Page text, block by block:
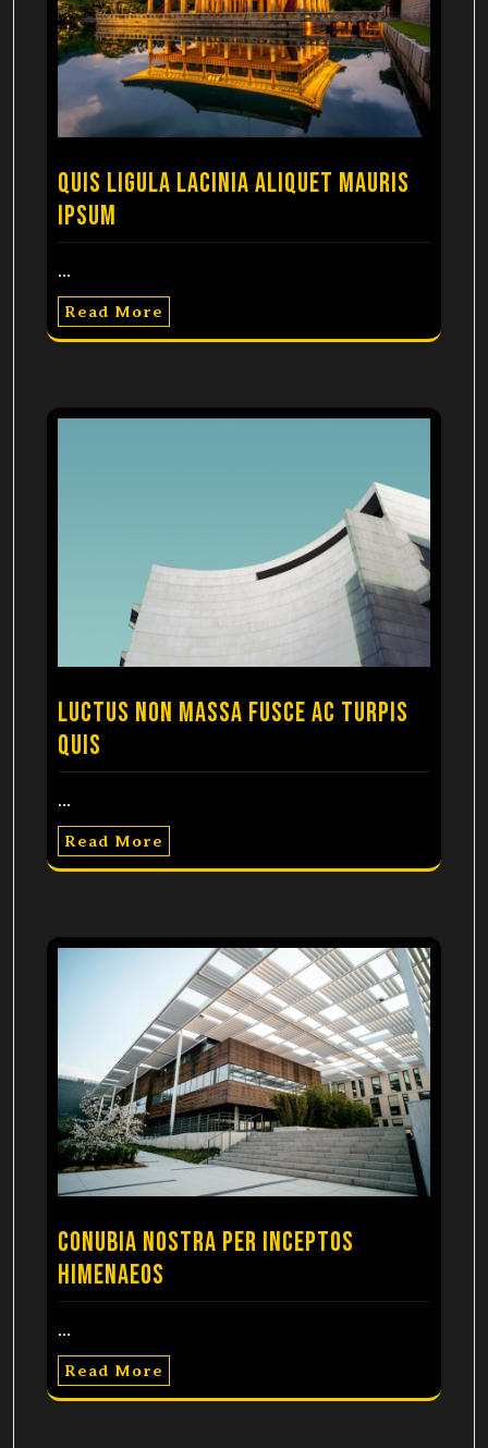
Quis ligula lacinia aliquet mauris
ipsum
…
Read More
Luctus non massa fusce ac turpis
quis
…
Read More
Conubia nostra per inceptos
himenaeos
…
Read More